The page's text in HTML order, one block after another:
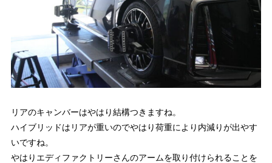
リアのキャンバーはやはり結構つきますね。
ハイブリッドはリアが重いのでやはり荷重により内減りが出やす
いですね。
やはりエディファクトリーさんのアームを取り付けられることを